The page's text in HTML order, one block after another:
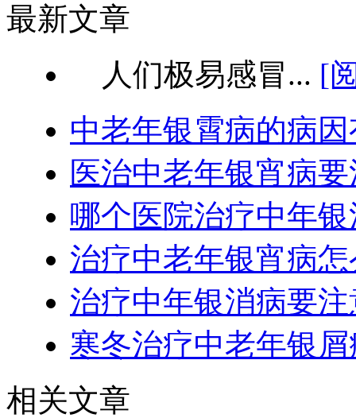
最新文章
人们极易感冒... [
中老年银霄病的病
医治中老年银宵病
哪个医院治疗中年
治疗中老年银宵病
治疗中年银消病要
寒冬治疗中老年银
相关文章